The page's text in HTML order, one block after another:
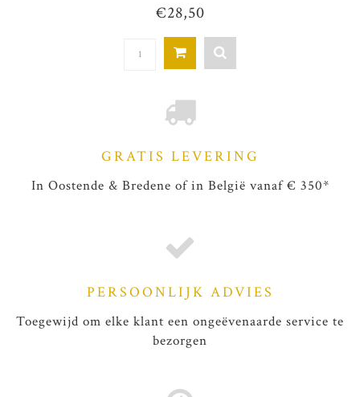
€28,50
GRATIS LEVERING
In Oostende & Bredene of in België vanaf € 350*
PERSOONLIJK ADVIES
Toegewijd om elke klant een ongeëvenaarde service te
bezorgen